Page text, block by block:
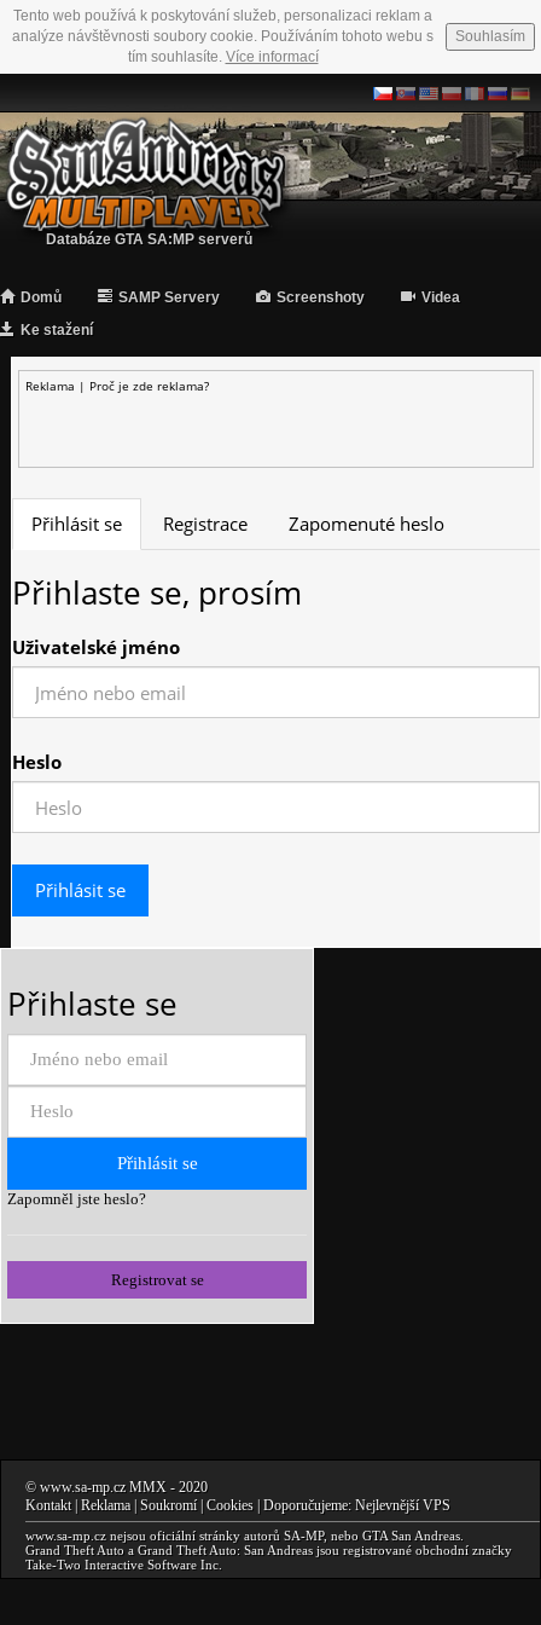
Tento web používá k poskytování služeb, personalizaci reklam a
analýze návštěvnosti soubory cookie. Používáním tohoto webu s
tím souhlasíte. Více informací
Souhlasím
Databáze GTA SA:MP serverů
Domů SAMP Servery Screenshoty
Videa
Ke stažení
Reklama | Proč je zde reklama?
Přihlásit se Registrace Zapomenuté heslo
Přihlaste se, prosím
Uživatelské jméno
Heslo
Přihlaste se
Zapomněl jste heslo?
Registrovat se
© www.sa-mp.cz MMX - 2020
Kontakt| Reklama | Soukromí| Cookies | Doporučujeme: Nejlevnější VPS
www.sa-mp.cz nejsou oficiální stránky autorů SA-MP, nebo GTA San Andreas
Grand Theft Auto a Grand Theft Auto: San Andreas jsou registrované obchodní značky
Take-Two Interactive Software Inc.